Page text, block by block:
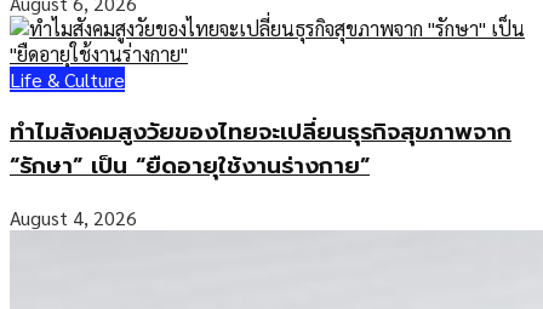
Life & Culture
ทำไมสังคมสูงวัยของไทยจะเปลี่ยนธุรกิจสุขภาพจาก
“รักษา” เป็น “ยืดอายุใช้งานร่างกาย”
August 4, 2026